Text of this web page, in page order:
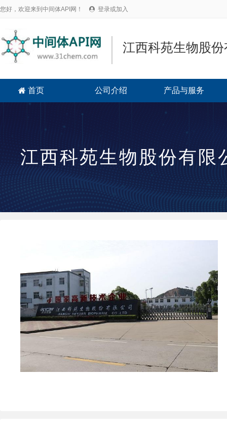
您好，欢迎来到中间体API网！  登录或加入
江西科苑生物股
 首页 公司介绍 产品与服务
江西科苑生物股份有限